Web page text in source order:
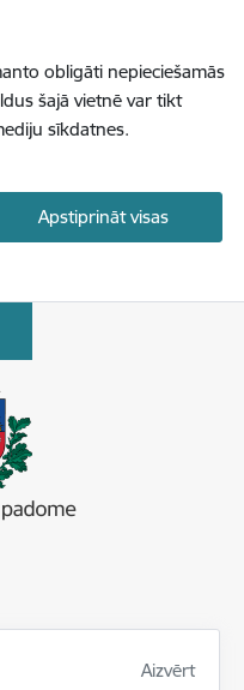
obligāti nepieciešamās
šajā vietnē var tikt
sīkdatnes.
Apstiprināt visas
Aizvērt